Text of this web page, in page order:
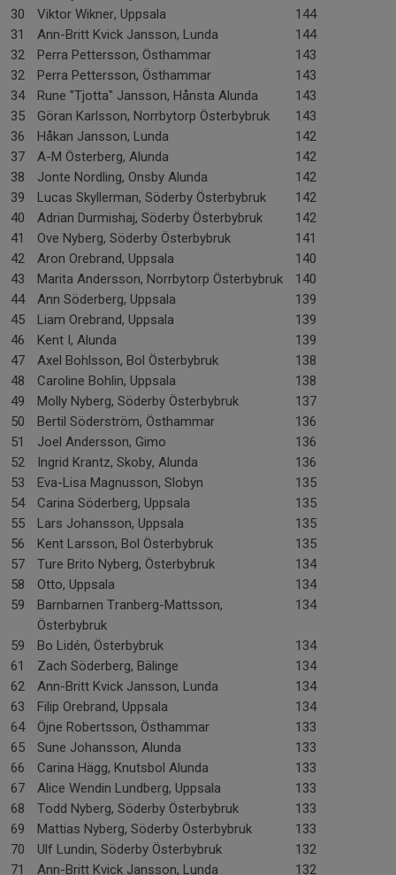
30
Viktor Wikner, Uppsala
144
31
Ann-Britt Kvick Jansson, Lunda
144
32
Perra Pettersson, Östhammar
143
32
Perra Pettersson, Östhammar
143
34
Rune "Tjotta" Jansson, Hånsta Alunda
143
35
Göran Karlsson, Norrbytorp Österbybruk
143
36
Håkan Jansson, Lunda
142
37
A-M Österberg, Alunda
142
38
Jonte Nordling, Onsby Alunda
142
39
Lucas Skyllerman, Söderby Österbybruk
142
40
Adrian Durmishaj, Söderby Österbybruk
142
41
Ove Nyberg, Söderby Österbybruk
141
42
Aron Orebrand, Uppsala
140
43
Marita Andersson, Norrbytorp Österbybruk
140
44
Ann Söderberg, Uppsala
139
45
Liam Orebrand, Uppsala
139
46
Kent I, Alunda
139
47
Axel Bohlsson, Bol Österbybruk
138
48
Caroline Bohlin, Uppsala
138
49
Molly Nyberg, Söderby Österbybruk
137
50
Bertil Söderström, Östhammar
136
51
Joel Andersson, Gimo
136
52
Ingrid Krantz, Skoby, Alunda
136
53
Eva-Lisa Magnusson, Slobyn
135
54
Carina Söderberg, Uppsala
135
55
Lars Johansson, Uppsala
135
56
Kent Larsson, Bol Österbybruk
135
57
Ture Brito Nyberg, Österbybruk
134
58
Otto, Uppsala
134
59
Barnbarnen Tranberg-Mattsson,
Österbybruk
134
59 Bo Lidén, Österbybruk
134
61
Zach Söderberg, Bälinge
134
62
Ann-Britt Kvick Jansson, Lunda
134
63
Filip Orebrand, Uppsala
134
64
Öjne Robertsson, Östhammar
133
65
Sune Johansson, Alunda
133
66
Carina Hägg, Knutsbol Alunda
133
67
Alice Wendin Lundberg, Uppsala
133
68
Todd Nyberg, Söderby Österbybruk
133
69
Mattias Nyberg, Söderby Österbybruk
133
70
Ulf Lundin, Söderby Österbybruk
132
71
Ann-Britt Kvick Jansson, Lunda
132